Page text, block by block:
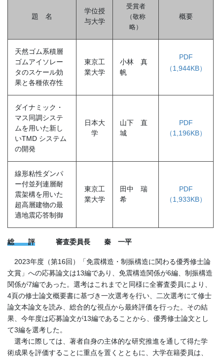
題 名
学位授
与大学
受賞者
（敬称
略 ）
概要
天然ゴム系積層
ゴムアイソレー
タのスケール効
果と各種依存性
東京工
業大学
小林 真
帆
PDF
（1,944KB）
ダイナミック・
マス同調システ
ムを用いた新し
いTMD システム
の開発
日本大
学
山下 直
城
PDF
（1,196KB）
線形粘性ダンパ
ー付並列連層耐
震架構を用いた
超高層建物の最
適地震応答制御
東京工
業大学
田中 瑞
希
PDF
（1,933KB）
総 評 審査委員長 秦 一平
2023年度（第16回）「免震構造・制振構造に関わる優秀修士論
文賞」への応募論文は13編であり、免震構造関係が6編、制振構造
関係が7編であった。選考はこれまでと同様に全審査委員により、
4頁の修士論文概要書に基づき一次選考を行い、二次選考にて修士
論文本論文を読み、総合的な視点から最終評価を行った。その結
果、今年度は応募論文が13編であることから、優秀修士論文とし
て3編を選考した。
選考に際しては、著者自身の主体的な研究推進を通して得た学
術成果を評価することに重点を置くとともに、大学在籍委員は、